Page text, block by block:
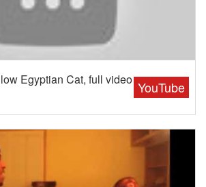
YouTube
Egyptian Cat, full video